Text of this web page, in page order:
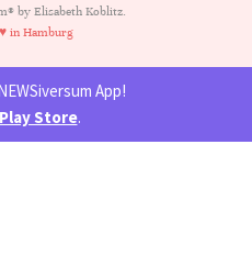
by Elisabeth Koblitz.
in Hamburg
App!
Store.